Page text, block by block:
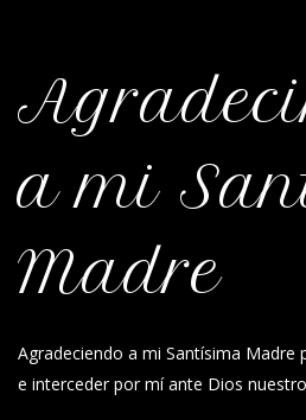
a mi
Madre
Agradeciendo a mi Santísima Madre
e interceder por mí ante Dios